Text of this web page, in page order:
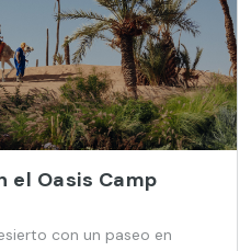
el Oasis Camp
con un paseo en